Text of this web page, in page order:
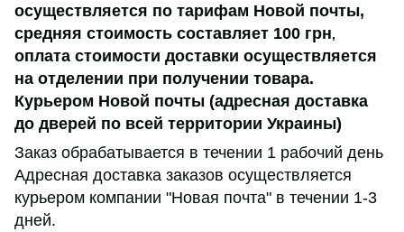
осуществляется по тарифам Новой почты,
средняя стоимость составляет 100 грн,
оплата стоимости доставки осуществляется
на отделении при получении товара.
Курьером Новой почты (адресная доставка
до дверей по всей территории Украины)
Заказ обрабатывается в течении 1 рабочий день
Адресная доставка заказов осуществляется
курьером компании "Новая почта" в течении 1-3
дней.